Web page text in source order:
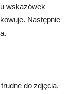
wskazówek
Następnie
do zdjęcia,